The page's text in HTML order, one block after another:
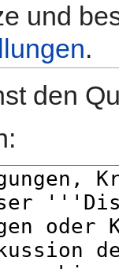
und
.
den